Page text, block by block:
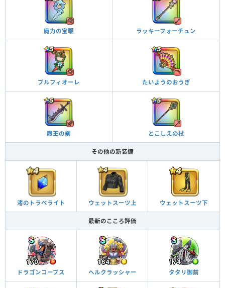
魔力の宝鞭 ラッキーフォーチュン
ブルフィオーレ たいようのおうぎ
魔王の剣 とこしえの杖
その他の新装備
渚のトラベライト ウェットスーツ上 ウェットスーツ下
最新のこころ評価
ドラゴンコープス ヘルクラッシャー タタリ御前